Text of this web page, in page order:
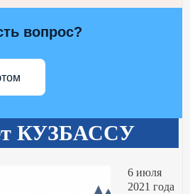
вопрос?
КУЗБАССУ
6 июля
2021 года